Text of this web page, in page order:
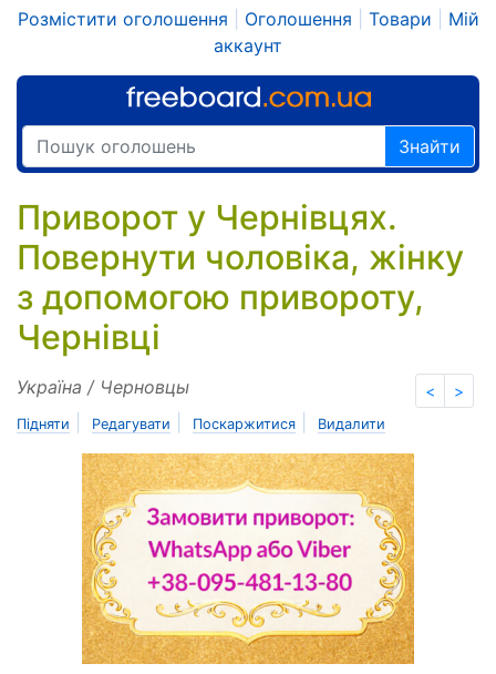
Розмістити оголошення Оголошення Товари
Мій
аккаунт
Знайти
Приворот у Чернівцях.
Повернути чоловіка, жінку
з допомогою привороту,
Чернівці
< >
Україна / Черновцы
Підняти Редагувати Поскаржитися Видалити